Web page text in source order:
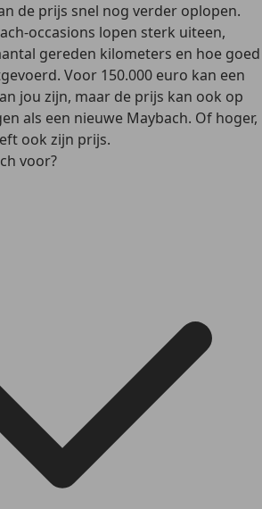
de prijs snel nog verder oplopen.
occasions lopen sterk uiteen,
gereden kilometers en hoe goed
Voor 150.000 euro kan een
jou zijn, maar de prijs kan ook op
als een nieuwe Maybach. Of hoger,
ook zijn prijs.
voor?